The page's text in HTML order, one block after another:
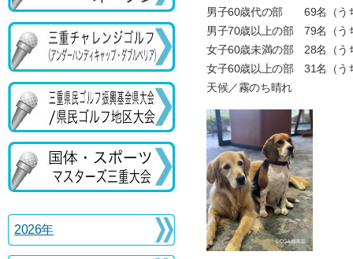
2026年
男子60歳代の部 69名（う
男子70歳以上の部 79名（う
女子60歳未満の部 28名（う
女子60歳以上の部 31名（う
天候／霧のち晴れ